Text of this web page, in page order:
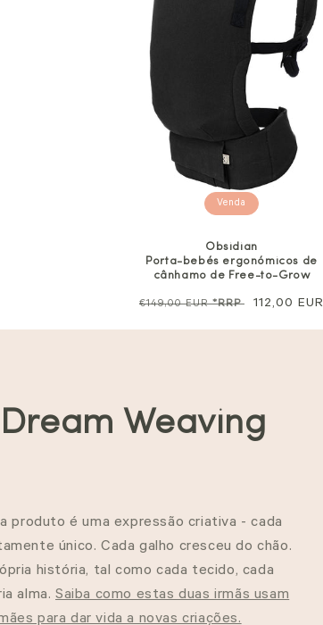
Venda
Obsidian
Porta-bebés ergonómicos de
cânhamo de Free-to-Grow
Preço
€149,00 EUR*RRP
Preço
112,00 EUR
Weaving
produto é uma expressão criativa - cada
único.Cada galho cresceudo chão.
história, tal como cada tecido, cada
alma. Saiba como estas duas irmãs usam
para dar vida a novas criações.